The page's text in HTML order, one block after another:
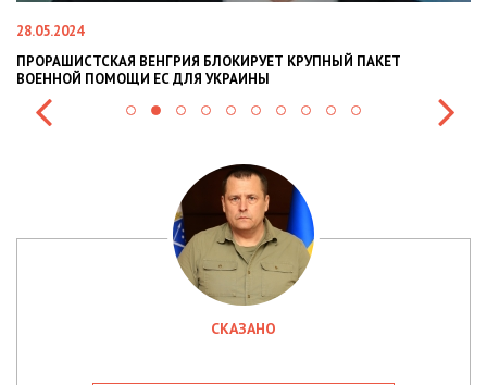
28.05.2024
ПРОРАШИСТСКАЯ ВЕНГРИЯ БЛОКИРУЕТ КРУПНЫЙ ПАКЕТ
ВОЕННОЙ ПОМОЩИ ЕС ДЛЯ УКРАИНЫ
СКАЗАНО